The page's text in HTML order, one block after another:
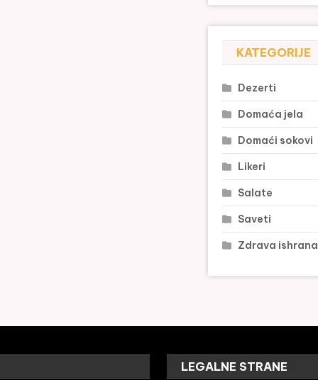
KATEGORIJE
Dezerti
Domaća jela
Domaći sokovi
Likeri
Salate
Saveti
Zdrava ishrana
LEGALNE STRANE